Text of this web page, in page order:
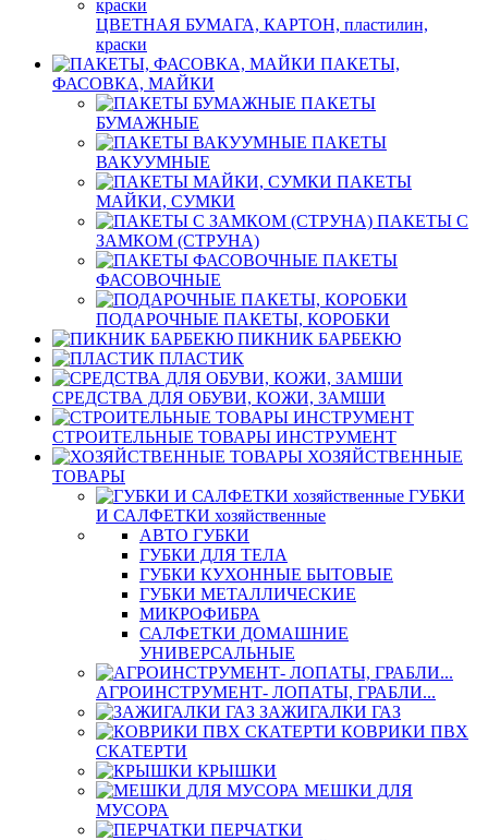
ЦВЕТНАЯ БУМАГА, КАРТОН, пластилин,
краски
ПАКЕТЫ,
ФАСОВКА, МАЙКИ
ПАКЕТЫ
БУМАЖНЫЕ
ПАКЕТЫ
ВАКУУМНЫЕ
ПАКЕТЫ
МАЙКИ, СУМКИ
ПАКЕТЫ С
ЗАМКОМ (СТРУНА)
ПАКЕТЫ
ФАСОВОЧНЫЕ
ПОДАРОЧНЫЕ ПАКЕТЫ, КОРОБКИ
ПИКНИК БАРБЕКЮ
ПЛАСТИК
СРЕДСТВА ДЛЯ ОБУВИ, КОЖИ, ЗАМШИ
СТРОИТЕЛЬНЫЕ ТОВАРЫ ИНСТРУМЕНТ
ХОЗЯЙСТВЕННЫЕ
ТОВАРЫ
ГУБКИ
И САЛФЕТКИ хозяйственные
АВТО ГУБКИ
ГУБКИ ДЛЯ ТЕЛА
ГУБКИ КУХОННЫЕ БЫТОВЫЕ
ГУБКИ МЕТАЛЛИЧЕСКИЕ
МИКРОФИБРА
САЛФЕТКИ ДОМАШНИЕ
УНИВЕРСАЛЬНЫЕ
АГРОИНСТРУМЕНТ- ЛОПАТЫ, ГРАБЛИ...
ЗАЖИГАЛКИ ГАЗ
КОВРИКИ ПВХ
СКАТЕРТИ
КРЫШКИ
МЕШКИ ДЛЯ
МУСОРА
ПЕРЧАТКИ